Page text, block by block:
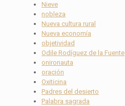
Nieve
nobleza
Nueva cultura rural
Nueva economía
objetividad
Odile Rodíguez de la Fuente
onironauta
oración
Oxiticina
Padres del desierto
Palabra sagrada